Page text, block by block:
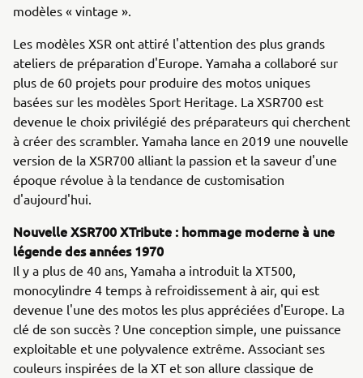
modèles « vintage ».
Les modèles XSR ont attiré l'attention des plus grands
ateliers de préparation d'Europe. Yamaha a collaboré sur
plus de 60 projets pour produire des motos uniques
basées sur les modèles Sport Heritage. La XSR700 est
devenue le choix privilégié des préparateurs qui cherchent
à créer des scrambler. Yamaha lance en 2019 une nouvelle
version de la XSR700 alliant la passion et la saveur d'une
époque révolue à la tendance de customisation
d'aujourd'hui.
Nouvelle XSR700 XTribute : hommage moderne à une
légende des années 1970
Il y a plus de 40 ans, Yamaha a introduit la XT500,
monocylindre 4 temps à refroidissement à air, qui est
devenue l'une des motos les plus appréciées d'Europe. La
clé de son succès ? Une conception simple, une puissance
exploitable et une polyvalence extrême. Associant ses
couleurs inspirées de la XT et son allure classique de